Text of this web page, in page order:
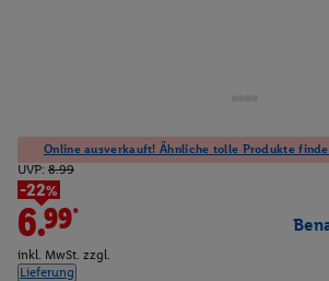
Online ausverkauft! Ähnliche tolle Produkte
UVP: 8.99
-22%
6.99*
inkl. MwSt. zzgl.
Lieferung